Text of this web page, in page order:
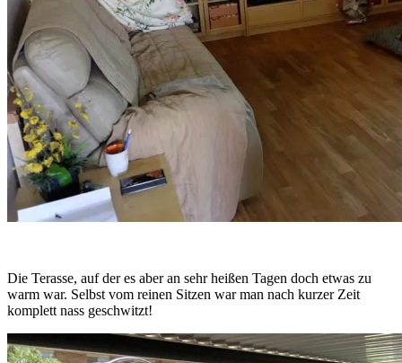
Die Terasse, auf der es aber an sehr heißen Tagen doch etwas zu
warm war. Selbst vom reinen Sitzen war man nach kurzer Zeit
komplett nass geschwitzt!